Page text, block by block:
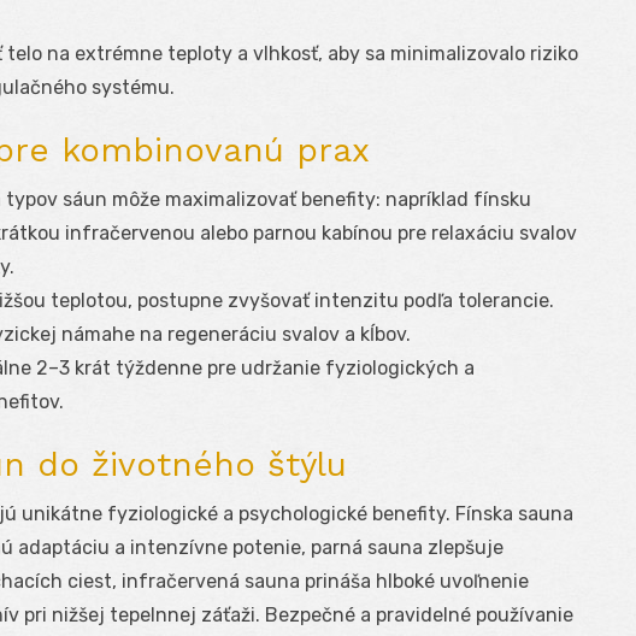
telo na extrémne teploty a vlhkosť, aby sa minimalizovalo riziko
systému.
kombinovanú prax
typov sáun môže maximalizovať benefity: napríklad fínsku
infračervenou alebo parnou kabínou pre relaxáciu svalov
teplotou, postupne zvyšovať intenzitu podľa tolerancie.
námahe na regeneráciu svalov a kĺbov.
2–3 krát týždenne pre udržanie fyziologických a
do životného štýlu
unikátne fyziologické a psychologické benefity. Fínska sauna
adaptáciu a intenzívne potenie, parná sauna zlepšuje
ciest, infračervená sauna prináša hlboké uvoľnenie
pri nižšej tepelnnej záťaži. Bezpečné a pravidelné používanie